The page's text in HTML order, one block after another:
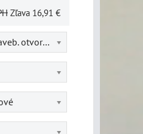
Zľava 16,91 €
slovenská - výška staveb. otvoru = 202 cm